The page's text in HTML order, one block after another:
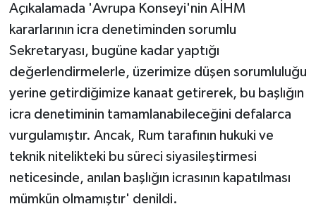
Açıkalamada 'Avrupa Konseyi'nin AİHM
kararlarının icra denetiminden sorumlu
Sekretaryası, bugüne kadar yaptığı
değerlendirmelerle, üzerimize düşen sorumluluğu
yerine getirdiğimize kanaat getirerek, bu başlığın
icra denetiminin tamamlanabileceğini defalarca
vurgulamıştır. Ancak, Rum tarafının hukuki ve
teknik nitelikteki bu süreci siyasileştirmesi
neticesinde, anılan başlığın icrasının kapatılması
mümkün olmamıştır' denildi.
YAŞAM